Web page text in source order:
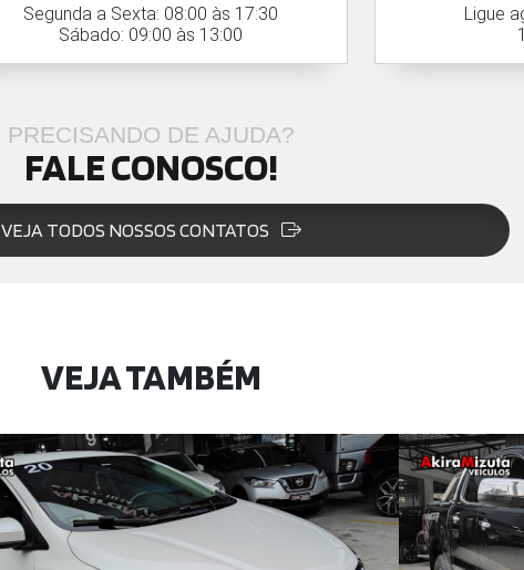
Segunda a Sexta: 08:00 às 17:30
Sábado: 09:00 às 13:00
Ligue
PRECISANDO DE AJUDA?
FALE CONOSCO!
VEJA TODOS NOSSOS CONTATOS
VEJA TAMBÉM